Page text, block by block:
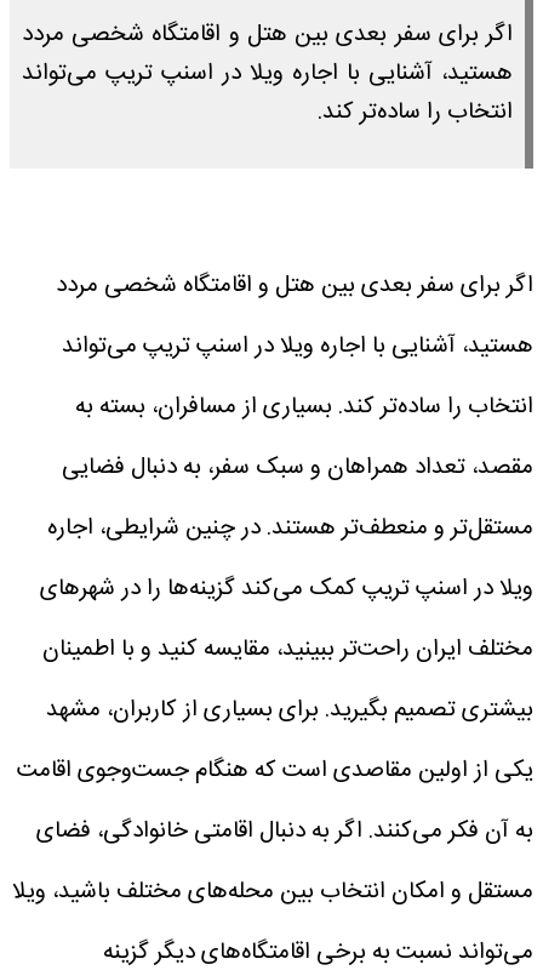
اگر برای سفر بعدی بین هتل و اقامتگاه شخصی مردد
هستید، آشنایی با اجاره ویلا در اسنپ تریپ می‌تواند
انتخاب را ساده‌تر کند.
اگر برای سفر بعدی بین هتل و اقامتگاه شخصی مردد
هستید، آشنایی با اجاره ویلا در اسنپ تریپ می‌تواند
انتخاب را ساده‌تر کند. بسیاری از مسافران، بسته به
مقصد، تعداد همراهان و سبک سفر، به دنبال فضایی
مستقل‌تر و منعطف‌تر هستند. در چنین شرایطی، اجاره
ویلا در اسنپ تریپ کمک می‌کند گزینه‌ها را در شهرهای
مختلف ایران راحت‌تر ببینید، مقایسه کنید و با اطمینان
بیشتری تصمیم بگیرید. برای بسیاری از کاربران، مشهد
یکی از اولین مقاصدی است که هنگام جست‌وجوی اقامت
به آن فکر می‌کنند. اگر به دنبال اقامتی خانوادگی، فضای
مستقل و امکان انتخاب بین محله‌های مختلف باشید، ویلا
می‌تواند نسبت به برخی اقامتگاه‌های دیگر گزینه